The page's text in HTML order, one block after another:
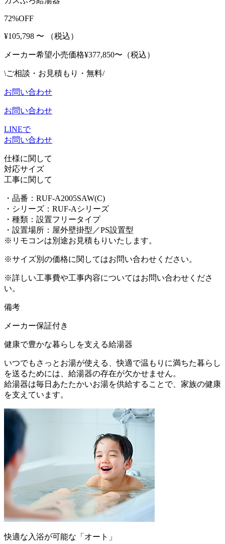
72%OFF
¥105,798 〜 （税込）
メーカー希望小売価格¥377,850〜（税込）
\ご相談・お見積もり・無料/
お問い合わせ
お問い合わせ
LINEで
お問い合わせ
仕様に関して
対応サイズ
工事に関して
・品番：RUF-A2005SAW(C)
・シリーズ：RUF-Aシリーズ
・種類： 設置フリータイプ
・設置場所：屋外壁掛型／PS設置型
※リモコンは別途お見積もりいたします。
※サイズ別の価格に関してはお問い合わせください。
※詳しい工事費や工事内容についてはお問い合わせくださ
い。
備考
メーカー保証付き
健康で豊かな暮らしを支える給湯器
いつでもさっとお湯が使える、快適で温もりに満ちた暮らし
を送るためには、給湯器の存在が欠かせません。
給湯器は毎日あたたかいお湯を供給することで、家族の健康
を支えています。
快適な入浴が可能な「オート」